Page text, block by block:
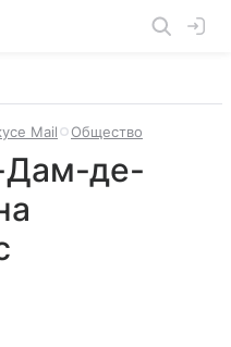
Mail Общество
Дам-де-